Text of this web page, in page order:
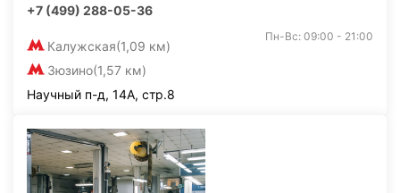
+7 (499) 288-05-36
Калужская(1,09 км)
Зюзино(1,57 км)
Пн-Вс: 09:00 - 21:00
Научный п-д, 14А, стр.8